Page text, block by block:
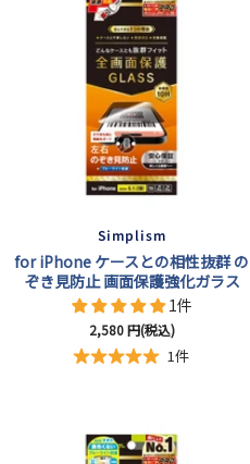
Simplism
for iPhone ケースとの相性抜群 の
ぞき見防止 画面保護強化ガラス
1件
セ
ー
2,580円(税込)
1件